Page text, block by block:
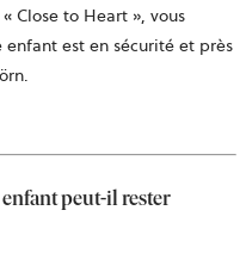
Close to Heart », vous
est en sécurité et près
peut-il rester